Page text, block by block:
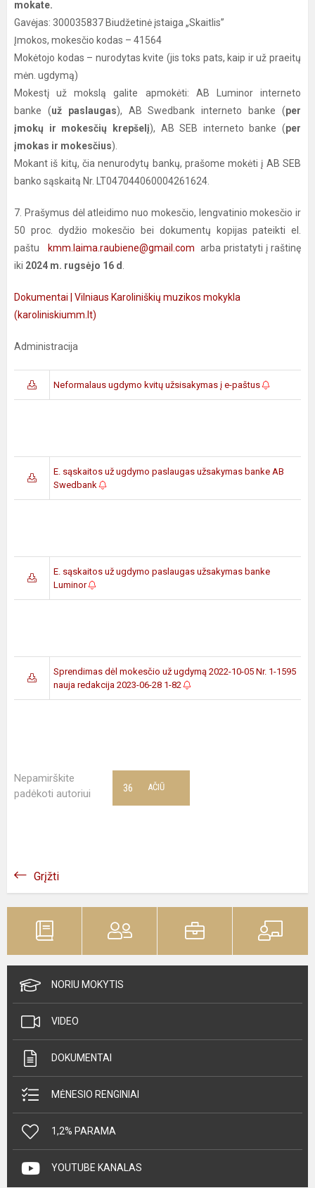
mokate.
Gavėjas: 300035837 Biudžetinė įstaiga „Skaitlis”
Įmokos, mokesčio kodas – 41564
Mokėtojo kodas – nurodytas kvite (jis toks pats, kaip ir už praeitų
mėn. ugdymą)
Mokestį už mokslą galite apmokėti: AB Luminor interneto
banke (už paslaugas), AB Swedbank interneto banke (per
įmokų ir mokesčių krepšelį), AB SEB interneto banke (per
įmokas ir mokesčius).
Mokant iš kitų, čia nenurodytų bankų, prašome mokėti į AB SEB
banko sąskaitą Nr. LT047044060004261624.
7. Prašymus dėl atleidimo nuo mokesčio, lengvatinio mokesčio ir
50 proc. dydžio mokesčio bei dokumentų kopijas pateikti el.
paštu
kmm.laima.raubiene@gmail.com arba pristatyti į raštinę
iki 2024 m. rugsėjo 16 d
Dokumentai | Vilniaus Karoliniškių muzikos mokykla
(karoliniskiumm.lt)
Administracija
Neformalaus ugdymo kvitų užsisakymas į e-paštus
E. sąskaitos už ugdymo paslaugas užsakymas banke AB
Swedbank
E. sąskaitos už ugdymo paslaugas užsakymas banke
Luminor
Sprendimas dėl mokesčio už ugdymą 2022-10-05 Nr. 1-1595
nauja redakcija 2023-06-28 1-82
Nepamirškite
padėkoti autoriui
AČIŪ
36
Grįžti
NORIU MOKYTIS
VIDEO
DOKUMENTAI
MĖNESIO RENGINIAI
1,2% PARAMA
YOUTUBE KANALAS